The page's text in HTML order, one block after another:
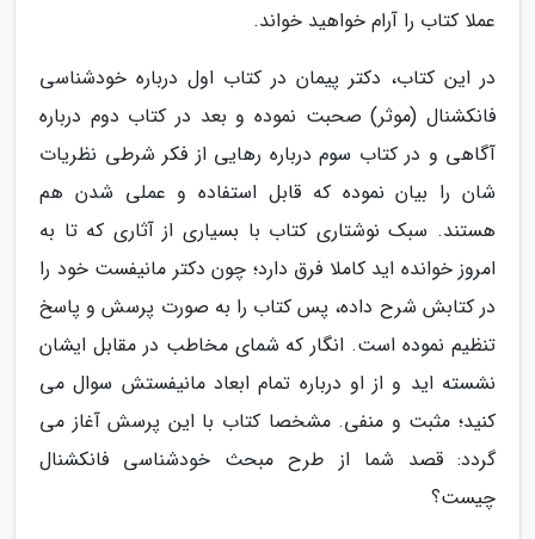
عملا کتاب را آرام خواهید خواند.
در این کتاب، دکتر پیمان در کتاب اول درباره خودشناسی
فانکشنال (موثر) صحبت نموده و بعد در کتاب دوم درباره
آگاهی و در کتاب سوم درباره رهایی از فکر شرطی نظریات
شان را بیان نموده که قابل استفاده و عملی شدن هم
هستند. سبک نوشتاری کتاب با بسیاری از آثاری که تا به
امروز خوانده اید کاملا فرق دارد؛ چون دکتر مانیفست خود را
در کتابش شرح داده، پس کتاب را به صورت پرسش و پاسخ
تنظیم نموده است. انگار که شمای مخاطب در مقابل ایشان
نشسته اید و از او درباره تمام ابعاد مانیفستش سوال می
کنید؛ مثبت و منفی. مشخصا کتاب با این پرسش آغاز می
گردد: قصد شما از طرح مبحث خودشناسی فانکشنال
چیست؟